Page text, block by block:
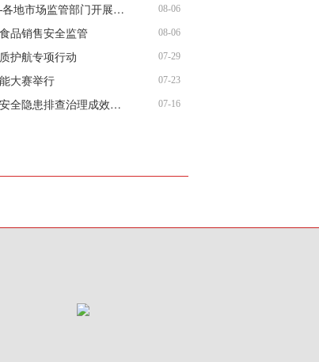
铲除沉疴 激活春水——各地市场监管部门开展强制注销工作纪实 08-06
品销售安全监管 08-06
护航专项行动 07-29
大赛举行 07-23
河北重点工业产品质量安全隐患排查治理成效明显 07-16